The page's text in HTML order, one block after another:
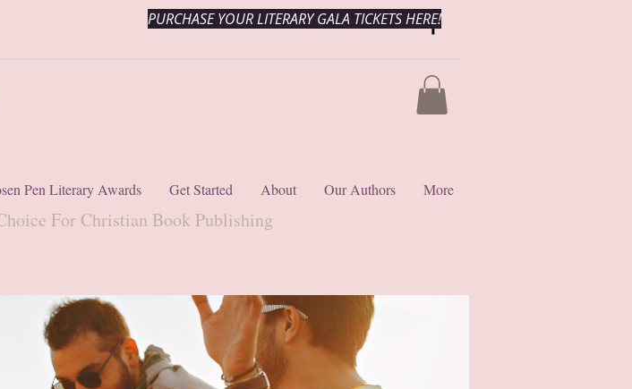
PURCHASE YOUR LITERARY GALA TICKETS HERE!
Pen Literary Awards Get Started About Our Authors More
For Christian Book Publishing